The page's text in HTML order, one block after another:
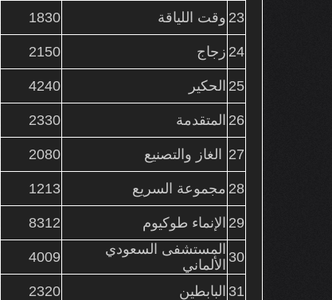
23 وقت اللياقة 1830
24 زجاج 2150
25 الحكير 4240
26 المتقدمة 2330
27 الغاز والتصنيع 2080
28 مجموعة السريع 1213
29 الإنماء طوكيوم 8312
30 المستشفى السعودي
الألماني
4009
31 البابطين 2320